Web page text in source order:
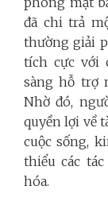
đã chi trả
thường giải
tích cực với
sàng hỗ trợ
Nhờ đó,
quyền lợi về
cuộc sống,
thiểu các
hóa.